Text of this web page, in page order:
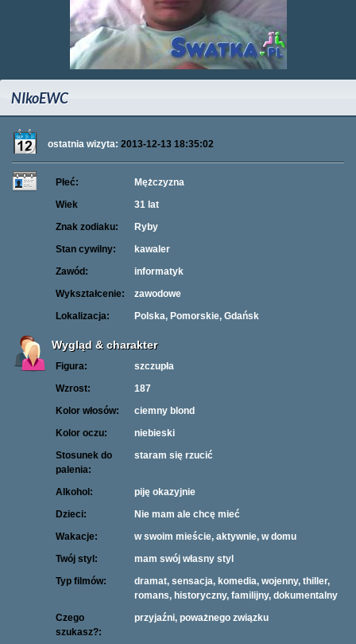
NIkoEWC
ostatnia wizyta: 2013-12-13 18:35:02
Płeć:
Mężczyzna
Wiek
31 lat
Znak zodiaku:
Ryby
Stan cywilny:
kawaler
Zawód:
informatyk
Wykształcenie:
zawodowe
Lokalizacja:
Polska, Pomorskie, Gdańsk
Wygląd & charakter
Figura:
szczupła
Wzrost:
187
Kolor włosów:
ciemny blond
Kolor oczu:
niebieski
Stosunek do
palenia:
staram się rzucić
Alkohol:
piję okazyjnie
Dzieci:
Nie mam ale chcę mieć
Wakacje:
w swoim mieście, aktywnie, w domu
Twój styl:
mam swój własny styl
Typ filmów:
dramat, sensacja, komedia, wojenny, thiller,
romans, historyczny, familijny, dokumentalny
Czego
szukasz?:
przyjaźni, poważnego związku